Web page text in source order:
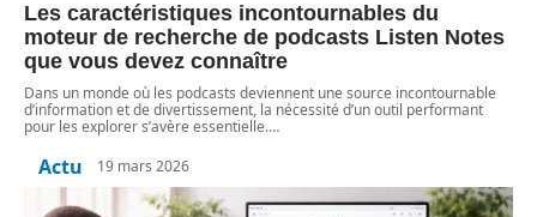
Les caractéristiques incontournables du
moteur de recherche de podcasts Listen Notes
que vous devez connaître
Dans un monde où les podcasts deviennent une source incontournable
d’information et de divertissement, la nécessité d’un outil performant
pour les explorer s’avère essentielle.…
Actu 19 mars 2026